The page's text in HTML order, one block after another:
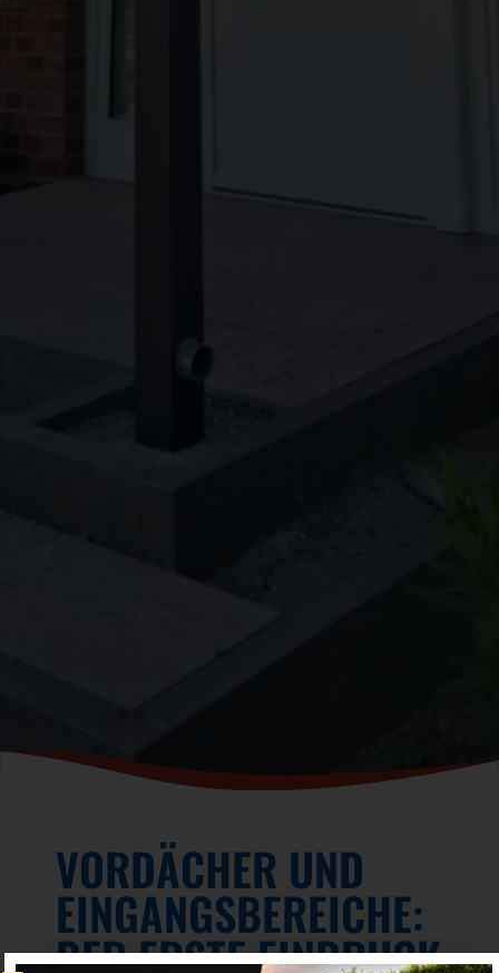
VORDÄCHER UND
EINGANGSBEREICHE:
DER ERSTE EINDRUCK